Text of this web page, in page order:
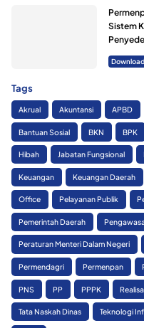
Sistem
Download
Tags
Akrual Akuntansi APBD
Bantuan Sosial BKN BPK
Hibah Jabatan Fungsional
Keuangan Keuangan Daerah
Office Pelayanan Publik
Pemerintah Daerah
Peraturan Menteri Dalam Negeri
Permendagri Permenpan
PNS PP PPPK
Tata Naskah Dinas Teknologi